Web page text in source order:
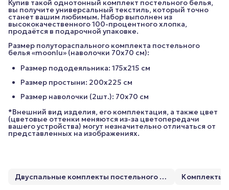
Купив такой однотонный комплект постельного белья,
вы получите универсальный текстиль, который точно
станет вашим любимым. Набор выполнен из
высококачественного 100-процентного хлопка,
продаётся в подарочной упаковке.
Размер полутораспального комплекта постельного
белья «moonlu» (наволочки 70x70 см):
Размер пододеяльника: 175х215 см
Размер простыни: 200х225 см
Размер наволочки (2шт.): 70х70 см
*Внешний вид изделия, его комплектация, а также цвет
(цветовые оттенки меняются из-за цветопередачи
вашего устройства) могут незначительно отличаться от
представленных на изображениях.
Двуспальные комплекты постельного белья Комплекты